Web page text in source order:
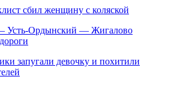
сбил женщину с коляской
Усть-Ордынский — Жигалово
запугали девочку и похитили